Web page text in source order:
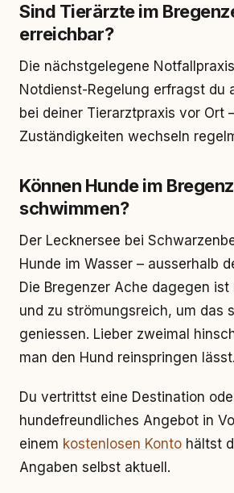
Sind Tierärzte im
erreichbar?
Die nächstgelegene
Notdienst-Regelung erfragst du
bei deiner Tierarztpraxis vor Ort
Zuständigkeiten wechseln
Können Hunde im
schwimmen?
Der Lecknersee bei
Hunde im Wasser – ausserhalb
Die Bregenzer Ache dagegen
und zu strömungsreich, um das
geniessen. Lieber zweimal
man den Hund reinspringen lässt.
Du vertrittst eine Destination
hundefreundliches Angebot in
einem kostenlosen Konto hältst
Angaben selbst aktuell.